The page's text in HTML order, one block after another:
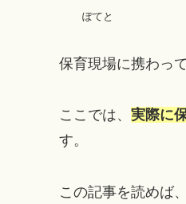
ぽてと
保育現場に携わっ
ここでは、 実際に
す。
この記事を読めば